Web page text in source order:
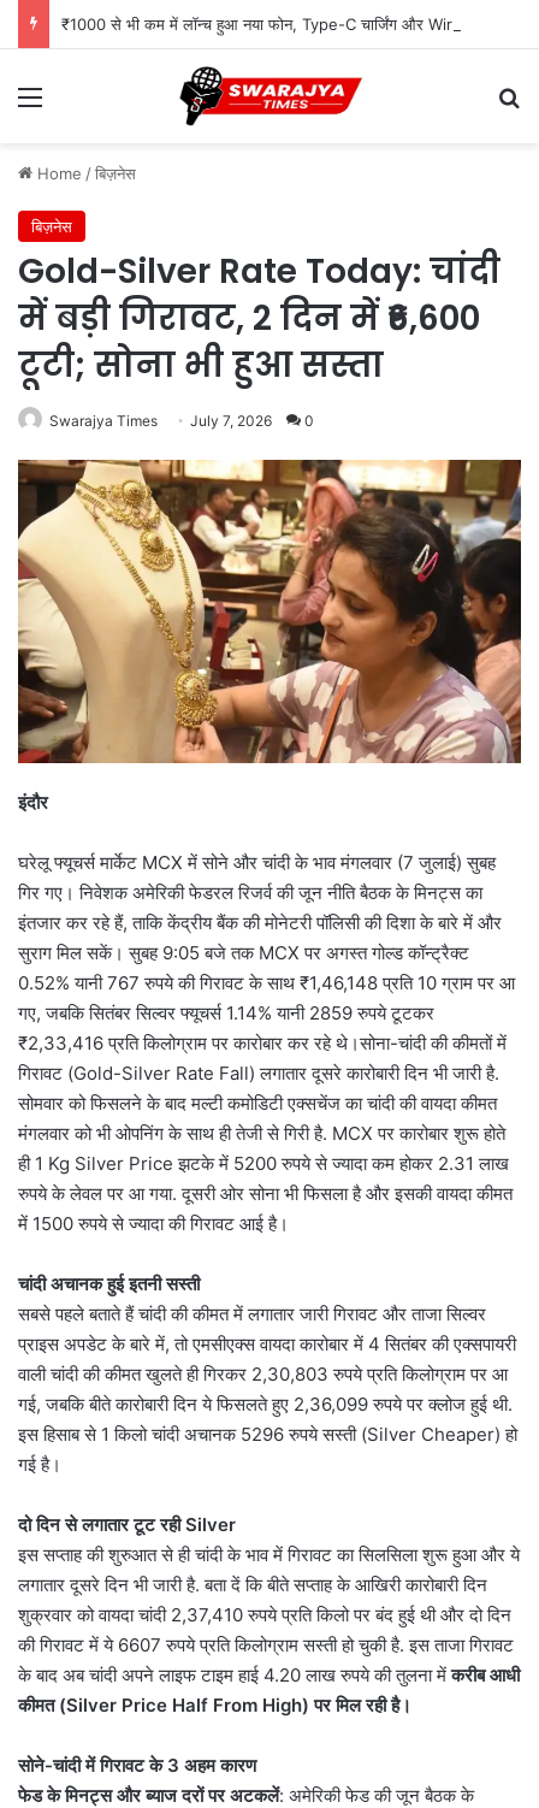
Menu
Home /बिज़नेस
बिज़नेस
Gold-Silver Rate Today: चांदी
में बड़ी गिरावट, 2 दिन में ₹6,600
टूटी; सोना भी हुआ सस्ता
Swarajya Times July 7, 2026 0
इंदौर
घरेलू फ्यूचर्स मार्केट MCX में सोने और चांदी के भाव मंगलवार (7 जुलाई) सुबह
गिर गए। निवेशक अमेरिकी फेडरल रिजर्व की जून नीति बैठक के मिनट्स का
इंतजार कर रहे हैं, ताकि केंद्रीय बैंक की मोनेटरी पॉलिसी की दिशा के बारे में और
सुराग मिल सकें। सुबह 9:05 बजे तक MCX पर अगस्त गोल्ड कॉन्ट्रैक्ट
0.52% यानी 767 रुपये की गिरावट के साथ ₹1,46,148 प्रति 10 ग्राम पर आ
गए, जबकि सितंबर सिल्वर फ्यूचर्स 1.14% यानी 2859 रुपये टूटकर
₹2,33,416 प्रति किलोग्राम पर कारोबार कर रहे थे।सोना-चांदी की कीमतों में
गिरावट (Gold-Silver Rate Fall) लगातार दूसरे कारोबारी दिन भी जारी है.
सोमवार को फिसलने के बाद मल्टी कमोडिटी एक्सचेंज का चांदी की वायदा कीमत
मंगलवार को भी ओपनिंग के साथ ही तेजी से गिरी है. MCX पर कारोबार शुरू होते
ही 1 Kg Silver Price झटके में 5200 रुपये से ज्यादा कम होकर 2.31 लाख
रुपये के लेवल पर आ गया. दूसरी ओर सोना भी फिसला है और इसकी वायदा कीमत
में 1500 रुपये से ज्यादा की गिरावट आई है।
चांदी अचानक हुई इतनी सस्ती
सबसे पहले बताते हैं चांदी की कीमत में लगातार जारी गिरावट और ताजा सिल्वर
प्राइस अपडेट के बारे में, तो एमसीएक्स वायदा कारोबार में 4 सितंबर की एक्सपायरी
वाली चांदी की कीमत खुलते ही गिरकर 2,30,803 रुपये प्रति किलोग्राम पर आ
गई, जबकि बीते कारोबारी दिन ये फिसलते हुए 2,36,099 रुपये पर क्लोज हुई थी.
इस हिसाब से 1 किलो चांदी अचानक 5296 रुपये सस्ती (Silver Cheaper) हो
गई है।
दो दिन से लगातार टूट रही Silver
इस सप्ताह की शुरुआत से ही चांदी के भाव में गिरावट का सिलसिला शुरू हुआ और ये
लगातार दूसरे दिन भी जारी है. बता दें कि बीते सप्ताह के आखिरी कारोबारी दिन
शुक्रवार को वायदा चांदी 2,37,410 रुपये प्रति किलो पर बंद हुई थी और दो दिन
की गिरावट में ये 6607 रुपये प्रति किलोग्राम सस्ती हो चुकी है. इस ताजा गिरावट
के बाद अब चांदी अपने लाइफ टाइम हाई 4.20 लाख रुपये की तुलना मेंकरीब आधी
कीमत (Silver Price Half From High) पर मिल रही है।
सोने-चांदी में गिरावट के 3 अहम कारण
फेड के मिनट्स और ब्याज दरों पर अटकलें: अमेरिकी फेड की जून बैठक के